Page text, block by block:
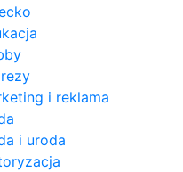
i reklama
i uroda